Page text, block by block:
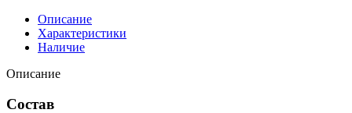
Описание
Характеристики
Наличие
Описание
Состав